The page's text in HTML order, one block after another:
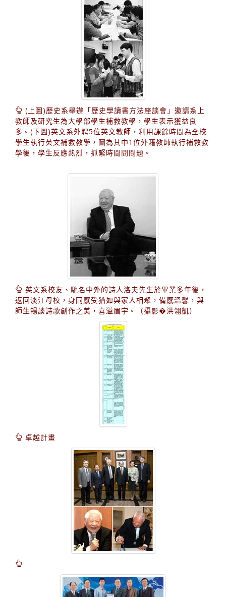
(上圖)歷史系舉辦「歷史學讀書方法座談會」邀請系上
教師及研究生為大學部學生補救教學，學生表示獲益良
多。(下圖)英文系外聘5位英文教師，利用課餘時間為全校
學生執行英文補救教學，圖為其中1位外籍教師執行補救教
學後，學生反應熱烈，抓緊時間問問題。
英文系校友、馳名中外的詩人洛夫先生於畢業多年後，
返回淡江母校，身同感受猶如與家人相聚，備感溫馨，與
師生暢談詩歌創作之美，喜溢眉宇。（攝影�洪翎凱）
卓越計畫